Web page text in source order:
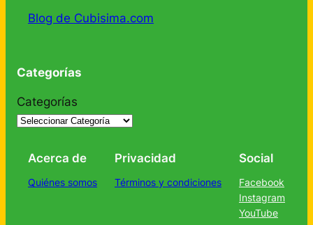
Blog de Cubisima.com
Categorías
Categorías
Acerca de
Quiénes somos
Privacidad
Términos y condiciones
Social
Facebook
Instagram
YouTube